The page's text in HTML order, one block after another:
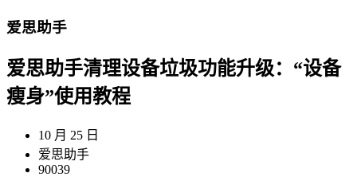
爱思助手
爱思助手清理设备垃圾功能升级：“设备
瘦身”使用教程
10 月 25 日
爱思助手
90039